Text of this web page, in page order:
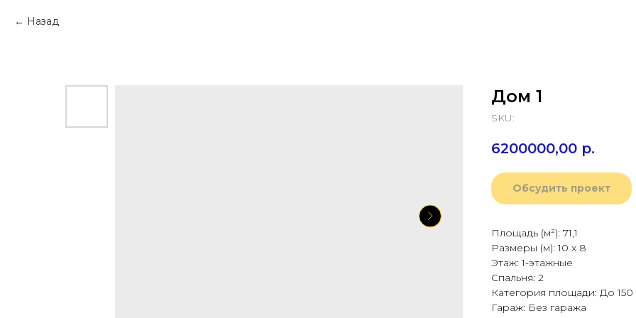
Назад
Дом 1
SKU:
6200000,00 р.
Обсудить проект
Площадь (м²): 71,1
Размеры (м): 10 х 8
Этаж: 1-этажные
Спальня: 2
Категория площади: До 150
Гараж: Без гаража